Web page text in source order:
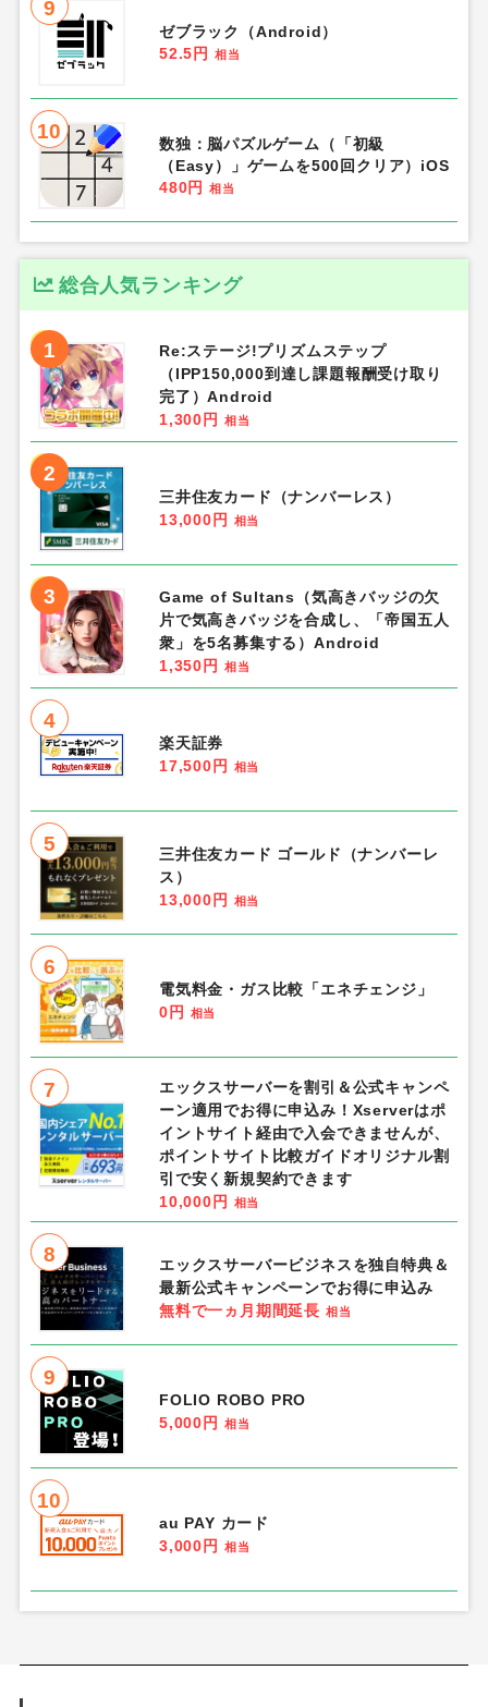
9
ゼブラック（Android）
52.5円
相当
10
数独：脳パズルゲーム（「初級
（Easy）」ゲームを500回クリア）iOS
480円
相当
総合人気ランキング
1
Re:ステージ!プリズムステップ
（IPP150,000到達し課題報酬受け取り
完了）Android
1,300円
相当
2
三井住友カード（ナンバーレス）
13,000円
相当
3
Game of Sultans（気高きバッジの欠
片で気高きバッジを合成し、「帝国五人
衆」を5名募集する）Android
1,350円
相当
4
楽天証券
17,500円
相当
5
三井住友カード ゴールド（ナンバーレ
ス）
13,000円
相当
6
電気料金・ガス比較「エネチェンジ」
0円
相当
7
エックスサーバーを割引＆公式キャンペ
ーン適用でお得に申込み！Xserverはポ
イントサイト経由で入会できませんが、
ポイントサイト比較ガイドオリジナル割
引で安く新規契約できます
10,000円
相当
8
エックスサーバービジネスを独自特典＆
最新公式キャンペーンでお得に申込み
無料で一ヵ月期間延長 相当
9
FOLIO ROBO PRO
5,000円
相当
10
au PAY カード
3,000円
相当